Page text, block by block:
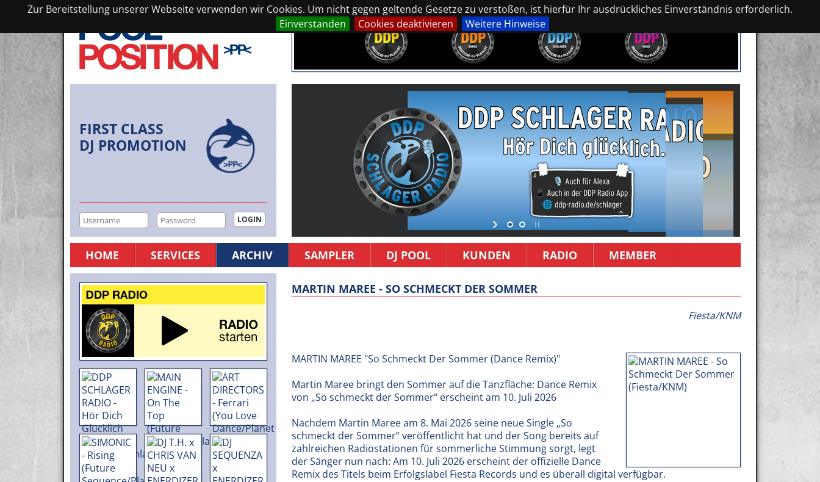
Zur Bereitstellung unserer Webseite verwenden wir Cookies. Um nicht gegen geltende Gesetze zu verstoßen, ist hierfür Ihr ausdrückliches Einverständnis erforderlich.
Einverstanden
Cookies deaktivieren Weitere Hinweise
FIRST CLASS
DJ PROMOTION
HOME SERVICES ARCHIV SAMPLER DJ POOL KUNDEN RADIO MEMBER
MARTIN MAREE - SO SCHMECKT DER SOMMER
Fiesta/KNM
MARTIN MAREE "So Schmeckt Der Sommer (Dance Remix)"
Martin Maree bringt den Sommer auf die Tanzfläche: Dance Remix
von „So schmeckt der Sommer“ erscheint am 10. Juli 2026
Nachdem Martin Maree am 8. Mai 2026 seine neue Single „So
schmeckt der Sommer“ veröffentlicht hat und der Song bereits auf
zahlreichen Radiostationen für sommerliche Stimmung sorgt, legt
der Sänger nun nach: Am 10. Juli 2026 erscheint der offizielle Dance
Remix des Titels beim Erfolgslabel Fiesta Records und es überall digital verfügbar.